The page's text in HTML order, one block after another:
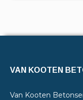
VAN KOOTEN
Van Kooten